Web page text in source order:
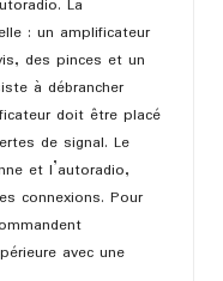
La
: un amplificateur
des pinces et un
à débrancher
doit être placé
de signal. Le
et l’autoradio,
connexions. Pour
avec une